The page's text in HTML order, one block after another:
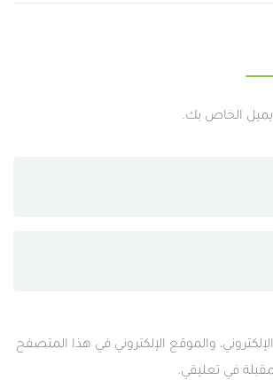
الخاص بك.
والموقع الإلكتروني في هذا المتصفح
في تعليقي.